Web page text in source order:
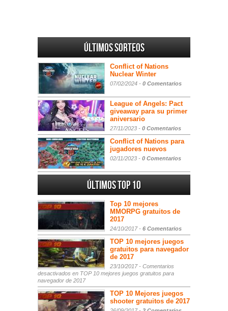
Últimos sorteos
Conflict of Nations
Nuclear Winter
07/02/2024 - 0 Comentarios
League of Angels: Pact
giveaway para su primer
aniversario
27/11/2023 - 0 Comentarios
Conflict of Nations para
jugadores nuevos
02/11/2023 - 0 Comentarios
Últimos Top 10
Top 10 mejores
MMORPG gratuitos de
2017
24/10/2017 - 6 Comentarios
TOP 10 mejores juegos
gratuitos para navegador
de 2017
23/10/2017 - Comentarios
desactivados en TOP 10 mejores juegos gratuitos para
navegador de 2017
TOP 10 Mejores juegos
shooter gratuitos de 2017